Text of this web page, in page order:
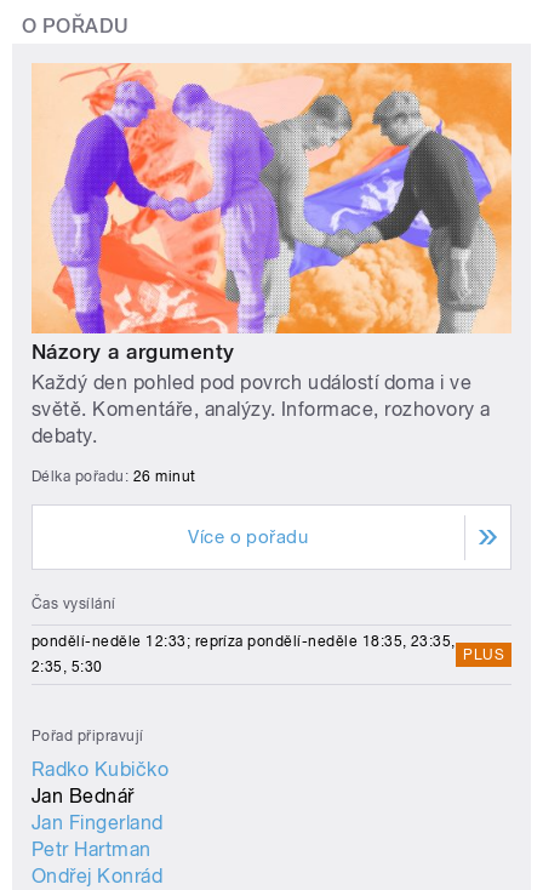
O POŘADU
Názory a argumenty
Každý den pohled pod povrch událostí doma i ve
světě. Komentáře, analýzy. Informace, rozhovory a
debaty.
Délka pořadu: 26 minut
Více o pořadu
Čas vysílání
pondělí-neděle 12:33; repríza pondělí-neděle 18:35, 23:35,
2:35, 5:30
PLUS
Pořad připravují
Radko Kubičko
Jan Bednář
Jan Fingerland
Petr Hartman
Ondřej Konrád